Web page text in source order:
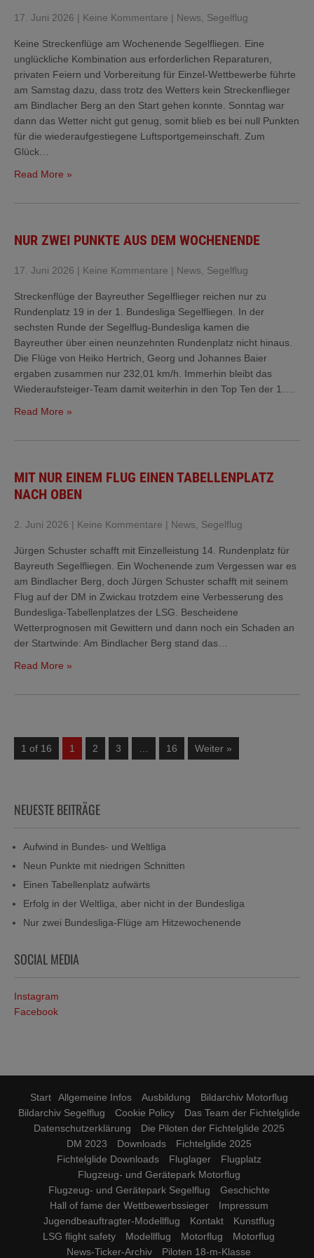
17. Juni 2026 | Keine Kommentare | News Segelflug
Keine Streckenflüge am Wochenende Segelfliegen. Eine
unglückliche Kombination aus erforderlichen Reparaturen,
privaten Feiern und Vorbereitung für Einzel-Wettbewerbe führte
am Samstag dazu, dass trotz des Wetters kein Streckenflieger
am Bindlacher Berg an den Start gehen konnte. Sonntag war
dann das Wetter nicht gut genug, somit blieb es bei null Punkten
für die wiederaufgestiegene Luftsportgemeinschaft. Zum
Glück…
Read More »
NUR ZWEI PUNKTE AUS DEM WOCHENENDE
17. Juni 2026 | Keine Kommentare | News Segelflug
Streckenflüge der Bayreuther Segelflieger reichen nur zu
Rundenplatz 19 in der 1. Bundesliga Segelfliegen. In der
sechsten Runde der Segelflug-Bundesliga kamen die
Bayreuther über einen neunzehnten Rundenplatz nicht hinaus.
Die Flüge von Heiko Hertrich, Georg und Johannes Baier
ergaben zusammen nur 232,01 km/h. Immerhin bleibt das
Wiederaufsteiger-Team damit weiterhin in den Top Ten der 1….
Read More »
MIT NUR EINEM FLUG EINEN TABELLENPLATZ
NACH OBEN
2. Juni 2026 | Keine Kommentare | News Segelflug
Jürgen Schuster schafft mit Einzelleistung 14. Rundenplatz für
Bayreuth Segelfliegen. Ein Wochenende zum Vergessen war es
am Bindlacher Berg, doch Jürgen Schuster schafft mit seinem
Flug auf der DM in Zwickau trotzdem eine Verbesserung des
Bundesliga-Tabellenplatzes der LSG. Bescheidene
Wetterprognosen mit Gewittern und dann noch ein Schaden an
der Startwinde: Am Bindlacher Berg stand das…
Read More »
1 of 16 1 2 3 16 Weiter »
NEUESTE BEITRÄGE
Aufwind in Bundes- und Weltliga
Neun Punkte mit niedrigen Schnitten
Einen Tabellenplatz aufwärts
Erfolg in der Weltliga, aber nicht in der Bundesliga
Nur zwei Bundesliga-Flüge am Hitzewochenende
SOCIAL MEDIA
Instagram
Facebook
Start Allgemeine Infos Ausbildung
Bildarchiv Motorflug
Bildarchiv Segelflug
Cookie Policy
Das Team der Fichtelglide
Datenschutzerklärung
Die Piloten der Fichtelglide 2025
DM 2023
Downloads
Fichtelglide 2025
Fichtelglide Downloads
Fluglager
Flugplatz
Flugzeug- und Gerätepark Motorflug
Flugzeug- und Gerätepark Segelflug
Geschichte
Hall of fame der Wettbewerbssieger
Impressum
Jugendbeauftragter-Modellflug
Kontakt
Kunstflug
LSG flight safety
Modellflug Motorflug
Motorflug
News-Ticker-Archiv
Piloten 18-m-Klasse